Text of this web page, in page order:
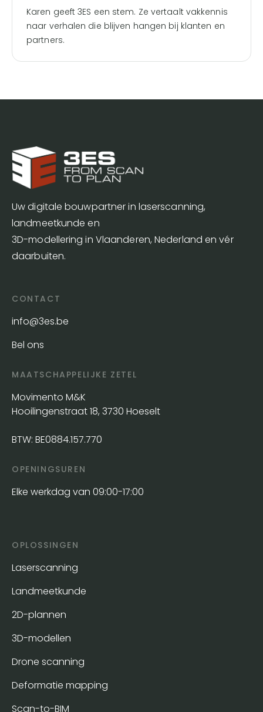
Karen geeft 3ES een stem. Ze vertaalt vakkennis
naar verhalen die blijven hangen bij klanten en
partners.
Uw digitale bouwpartner in laserscanning,
landmeetkunde en
3D-modellering in Vlaanderen, Nederland en vér
daarbuiten.
CONTACT
info@3es.be
Bel ons
MAATSCHAPPELIJKE ZETEL
Movimento M&K
Hooilingenstraat 18, 3730 Hoeselt
BTW: BE0884.157.770
OPENINGSUREN
Elke werkdag van 09:00-17:00
OPLOSSINGEN
Laserscanning
Landmeetkunde
2D-plannen
3D-modellen
Drone scanning
Deformatie mapping
Scan-to-BIM